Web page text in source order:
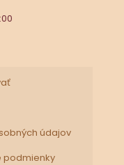
údajov
podmienky